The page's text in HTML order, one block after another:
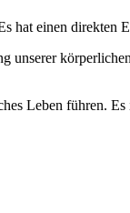
hat einen direkten
unserer
Leben führen.